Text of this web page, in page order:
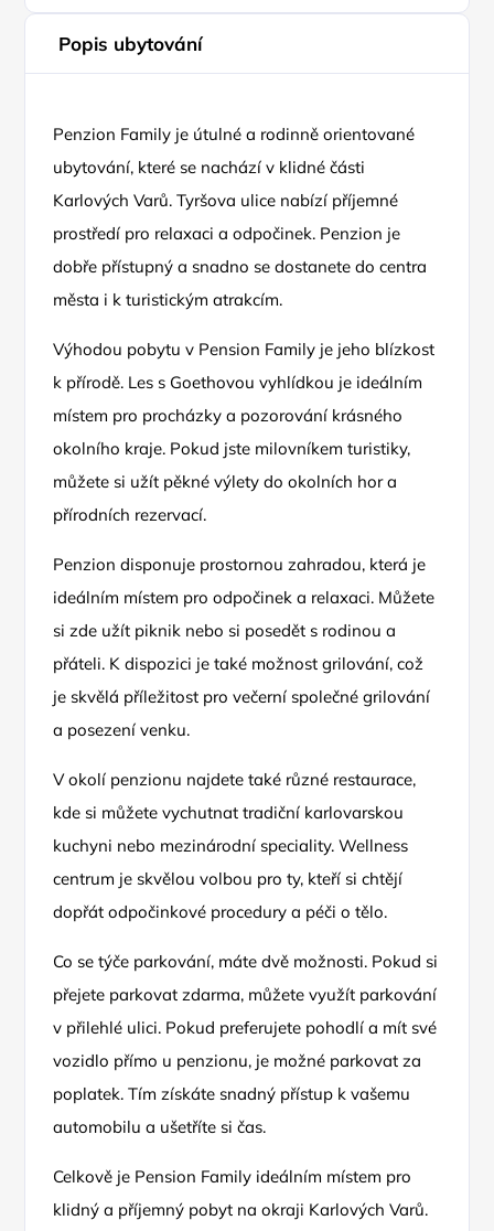
Popis ubytování
Penzion Family je útulné a rodinně orientované
ubytování, které se nachází v klidné části
Karlových Varů. Tyršova ulice nabízí příjemné
prostředí pro relaxaci a odpočinek. Penzion je
dobře přístupný a snadno se dostanete do centra
města i k turistickým atrakcím.
Výhodou pobytu v Pension Family je jeho blízkost
k přírodě. Les s Goethovou vyhlídkou je ideálním
místem pro procházky a pozorování krásného
okolního kraje. Pokud jste milovníkem turistiky,
můžete si užít pěkné výlety do okolních hor a
přírodních rezervací.
Penzion disponuje prostornou zahradou, která je
ideálním místem pro odpočinek a relaxaci. Můžete
si zde užít piknik nebo si posedět s rodinou a
přáteli. K dispozici je také možnost grilování, což
je skvělá příležitost pro večerní společné grilování
a posezení venku.
V okolí penzionu najdete také různé restaurace,
kde si můžete vychutnat tradiční karlovarskou
kuchyni nebo mezinárodní speciality. Wellness
centrum je skvělou volbou pro ty, kteří si chtějí
dopřát odpočinkové procedury a péči o tělo.
Co se týče parkování, máte dvě možnosti. Pokud si
přejete parkovat zdarma, můžete využít parkování
v přilehlé ulici. Pokud preferujete pohodlí a mít své
vozidlo přímo u penzionu, je možné parkovat za
poplatek. Tím získáte snadný přístup k vašemu
automobilu a ušetříte si čas.
Celkově je Pension Family ideálním místem pro
klidný a příjemný pobyt na okraji Karlových Varů.